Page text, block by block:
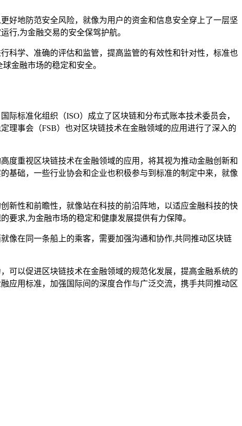
好地防范安全风险，就像为用户的资金和信息安全穿上了一层坚
行,为金融交易的安全保驾护航。
科学、准确的评估和监管，提高监管的有效性和针对性，标准也
金融市场的稳定和安全。
标准化组织（ISO）成立了区块链和分布式账本技术委员会，
理事会（FSB）也对区块链技术在金融领域的应用进行了深入的
度重视区块链技术在金融领域的应用，将其视为推动金融创新和
基础，一些行业协会和企业也积极参与到标准的制定中来，就像
新性和前瞻性，就像站在科技的前沿阵地，以适应金融科技的快
要求,为金融市场的稳定和健康发展提供有力保障。
像在同一条船上的乘客，需要加强沟通和协作,共同推动区块链
可以促进区块链技术在金融领域的规范化发展，提高金融系统的
应用标准，加强国际间的深度合作与广泛交流，携手共同推动区